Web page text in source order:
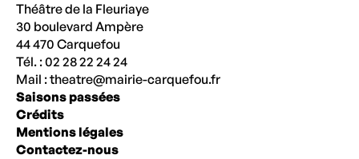
Théâtre de la Fleuriaye
30 boulevard Ampère
44 470 Carquefou
Tél. : 02 28 22 24 24
Mail :theatre@mairie-carquefou.fr
Saisons passées
Crédits
Mentions légales
Contactez-nous